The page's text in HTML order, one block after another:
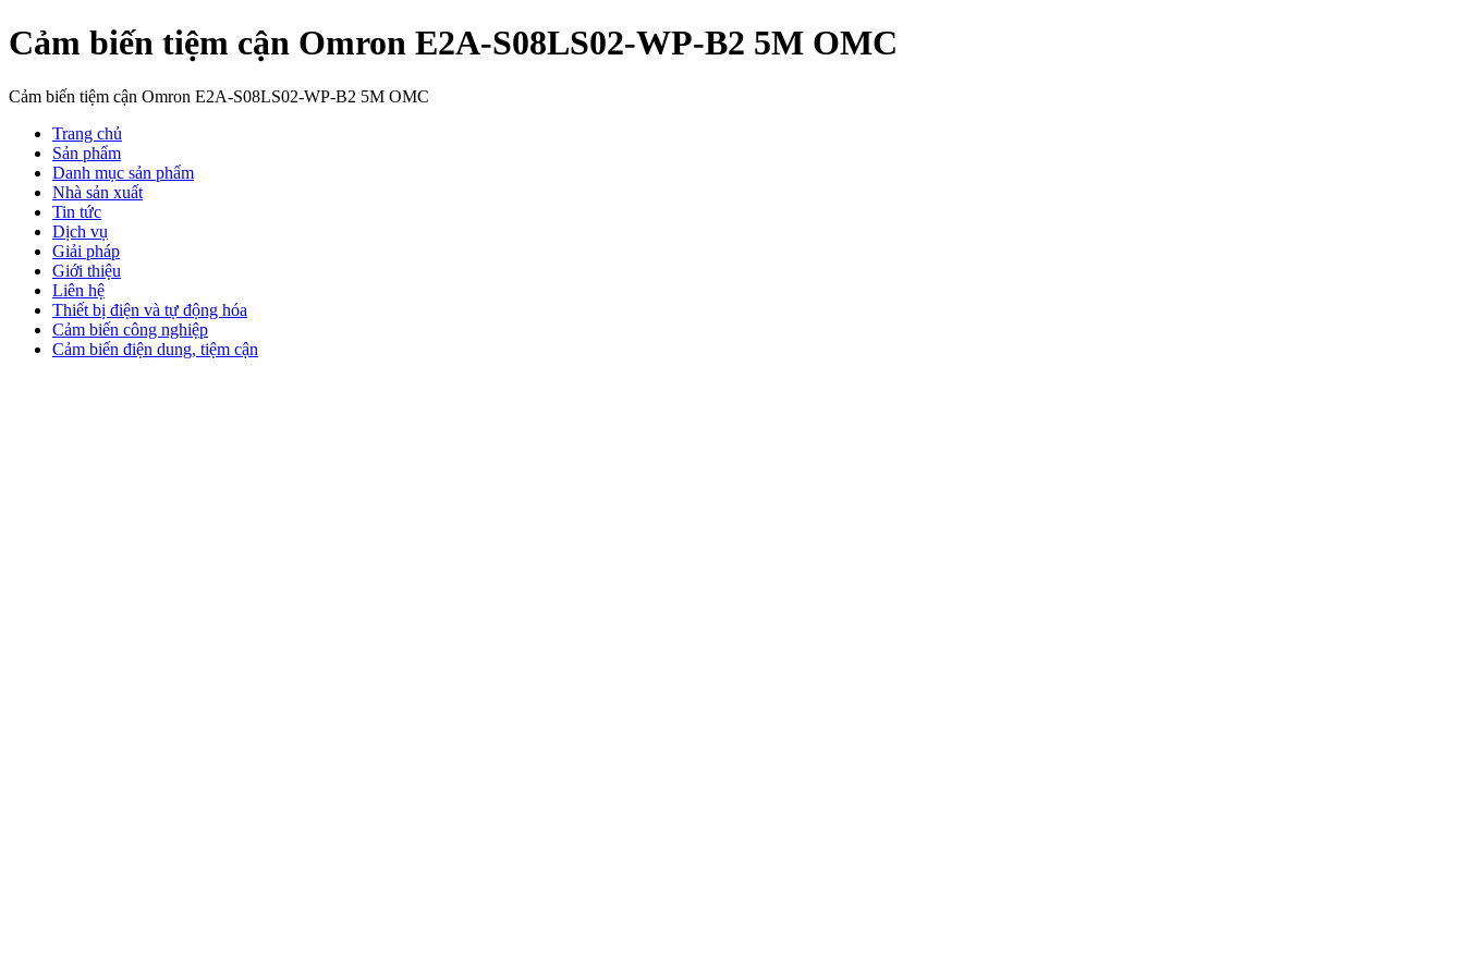
Cảm biến tiệm cận Omron E2A-S08LS02-WP-B2 5M OMC
Cảm biến tiệm cận Omron E2A-S08LS02-WP-B2 5M OMC
Trang chủ
Sản phẩm
Danh mục sản phẩm
Nhà sản xuất
Tin tức
Dịch vụ
Giải pháp
Giới thiệu
Liên hệ
Thiết bị điện và tự động hóa
Cảm biến công nghiệp
Cảm biến điện dung, tiệm cận